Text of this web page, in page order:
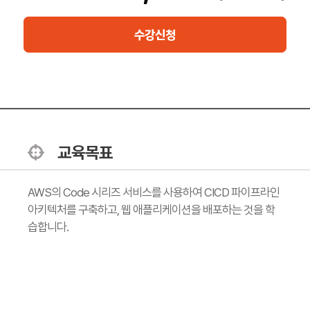
수강신청
교육목표
AWS의 Code 시리즈 서비스를 사용하여 CICD 파이프라인
아키텍처를 구축하고, 웹 애플리케이션을 배포하는 것을 학
습합니다.